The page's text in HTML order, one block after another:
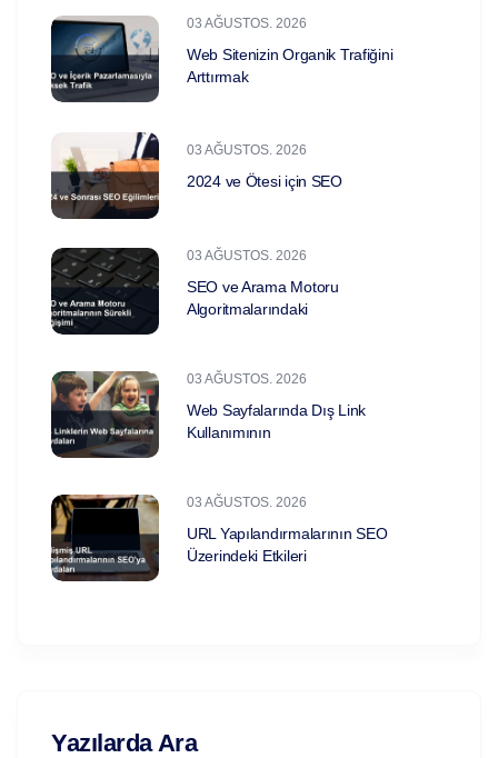
03 AĞUSTOS. 2026
Web Sitenizin Organik Trafiğini
Arttırmak
03 AĞUSTOS. 2026
2024 ve Ötesi için SEO
03 AĞUSTOS. 2026
SEO ve Arama Motoru
Algoritmalarındaki
03 AĞUSTOS. 2026
Web Sayfalarında Dış Link
Kullanımının
03 AĞUSTOS. 2026
URL Yapılandırmalarının SEO
Üzerindeki Etkileri
Yazılarda Ara